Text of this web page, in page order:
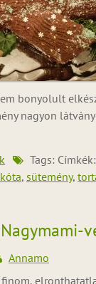
bonyolult
nagyon
Tags: Címkék:
, sütemény,
Annamo